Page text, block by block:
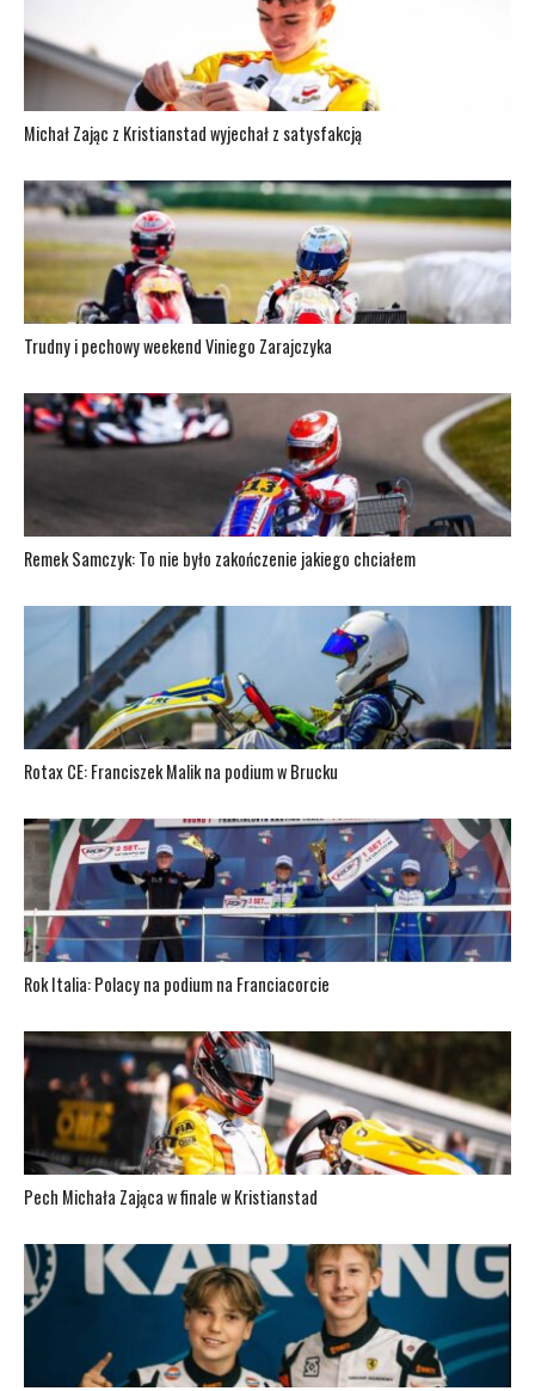
Michał Zając z Kristianstad wyjechał z satysfakcją
Trudny i pechowy weekend Viniego Zarajczyka
Remek Samczyk: To nie było zakończenie jakiego chciałem
Rotax CE: Franciszek Malik na podium w Brucku
Rok Italia: Polacy na podium na Franciacorcie
Pech Michała Zająca w finale w Kristianstad